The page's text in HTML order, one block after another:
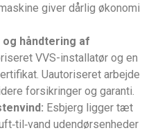
giver dårlig økonomi
håndtering af
VVS-installatør og en
Uautoriseret arbejde
forsikringer og garanti.
Esbjerg ligger tæt
udendørsenheder